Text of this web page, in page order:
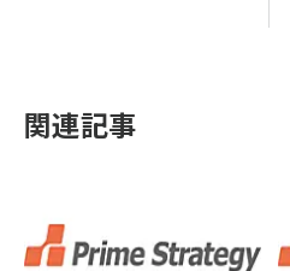
関連記事